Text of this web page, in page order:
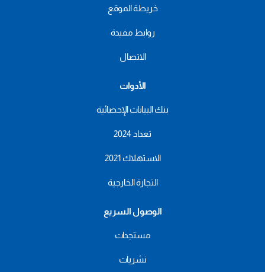
خريطة الموقع
روابط مفيدة
الاتصال
الأدوات
بنك البيانات الإحصائية
تعداد 2024
الاستهلاك 2021
التجارة الخارجية
الوصول السريع
مستجدات
نشريات